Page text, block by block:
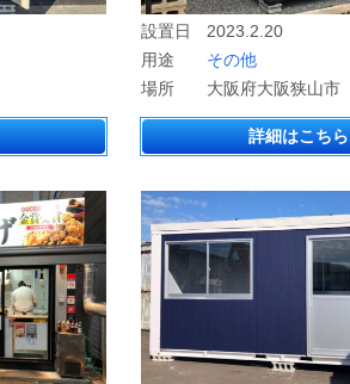
設置日
2023.2.20
用途
その他
場所
大阪府大阪狭山市
詳細はこちら